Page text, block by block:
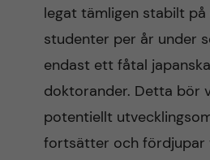
legat tämligen stabilt
studenter per år under
endast ett fåtal
doktorander. Detta bör
potentiellt
fortsätter och fördjupar